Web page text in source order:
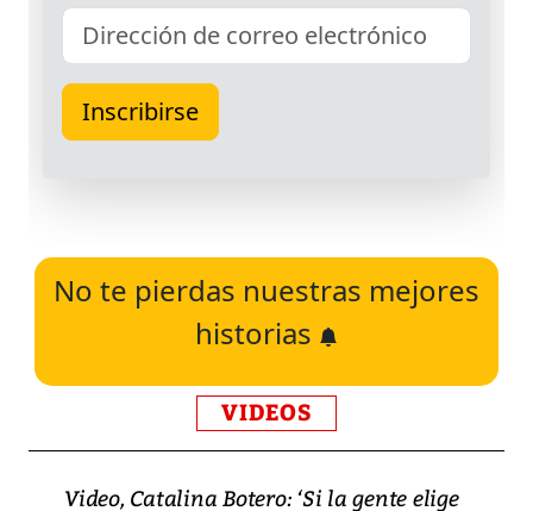
No te pierdas nuestras mejores
historias
VIDEOS
Video, Catalina Botero: ‘Si la gente elige